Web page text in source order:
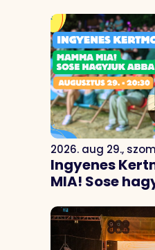
2026. aug 29.,
Ingyenes
MIA! Sose